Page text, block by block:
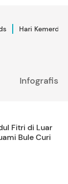
Hari
Infografis
Fitri di Luar
Bule Curi